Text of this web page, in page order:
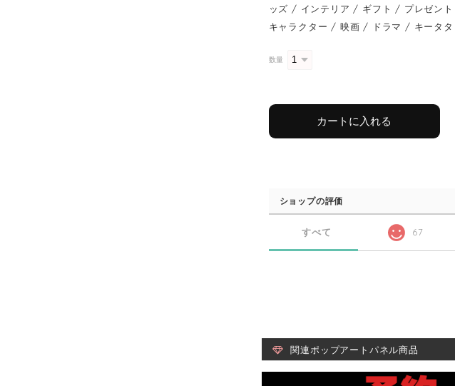
ッズ / インテリア / ギフト / プレゼン
キャラクター / 映画 / ドラマ / キー
数量
カートに入れる
ショップの評価
すべて 67
関連ポップアートパネル商品